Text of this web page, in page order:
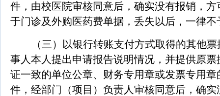
件，由校医院审核同意后，确实没有报销，
于门诊及外购医药费单据，丢失以后，一律不
（三）以银行转账支付方式取得的其他
事人本人提出申请报告说明情况，并提供原
证一致的单位公章、财务专用章或发票专用
件，经部门（项目）负责人审核同意后，确